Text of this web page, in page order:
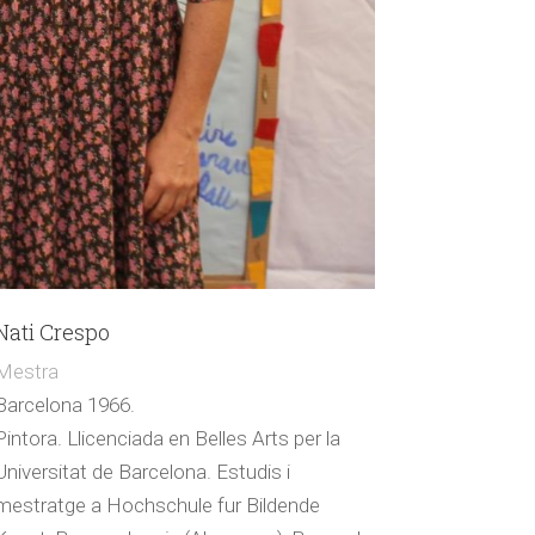
Crespo
1966.
Llicenciada en Belles Arts per la
de Barcelona. Estudis i
a Hochschule fur Bildende